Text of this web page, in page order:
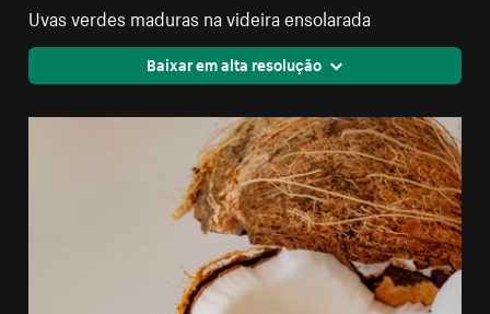
Uvas verdes maduras na videira ensolarada
Baixar em alta resolução